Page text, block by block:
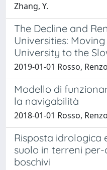
Zhang, Y.
The Decline and
Universities:
University to the
2019-01-01 Rosso, Renzo
Modello di
la navigabilità
2018-01-01 Rosso,
Risposta idrologica
suolo in terreni
boschivi